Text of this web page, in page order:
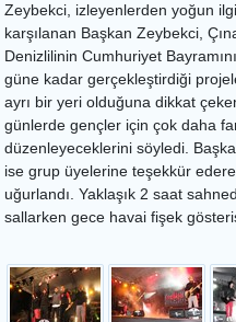
Zeybekci, izleyenlerden yoğun
karşılanan Başkan Zeybekci,
Denizlilinin Cumhuriyet
güne kadar gerçekleştirdiği
ayrı bir yeri olduğuna dikkat
günlerde gençler için çok daha
düzenleyeceklerini söyledi.
ise grup üyelerine teşekkür
uğurlandı. Yaklaşık 2 saat
sallarken gece havai fişek